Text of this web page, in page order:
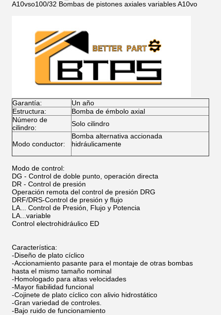
A10vso100/32 Bombas de pistones axiales variables A10vo
Garantía:
Un año
Estructura:
Bomba de émbolo axial
Número de
cilindro:
Solo cilindro
Modo conductor:
Bomba alternativa accionada
hidráulicamente
Modo de control:
DG - Control de doble punto, operación directa
DR - Control de presión
Operación remota del control de presión DRG
DRF/DRS-Control de presión y flujo
LA... Control de Presión, Flujo y Potencia
LA...variable
Control electrohidráulico ED
Característica:
-Diseño de plato cíclico
-Accionamiento pasante para el montaje de otras bombas
hasta el mismo tamaño nominal
-Homologado para altas velocidades
-Mayor fiabilidad funcional
-Cojinete de plato cíclico con alivio hidrostático
-Gran variedad de controles.
-Bajo ruido de funcionamiento